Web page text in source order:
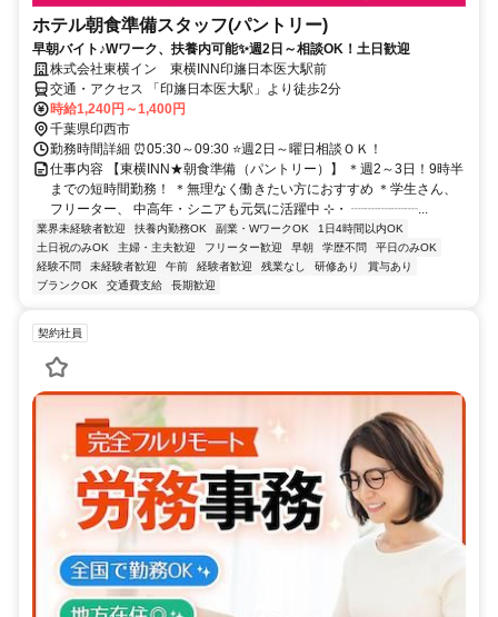
ホテル朝食準備スタッフ(パントリー)
早朝バイト♪Wワーク、扶養内可能✨週2日～相談OK！土日歓迎
株式会社東横イン 東横INN印旛日本医大駅前
交通・アクセス 「印旛日本医大駅」より徒歩2分
時給1,240円～1,400円
千葉県印西市
勤務時間詳細 ⏰05:30～09:30 ⭐週2日～曜日相談ＯＫ！
仕事内容 【東横INN★朝食準備（パントリー）】 ＊週2～3日！9時半
までの短時間勤務！ ＊無理なく働きたい方におすすめ ＊学生さん、
フリーター、 中高年・シニアも元気に活躍中 ⊹・ ┈┈┈┈┈...
業界未経験者歓迎 扶養内勤務OK 副業・WワークOK
1日4時間以内OK
土日祝のみOK
主婦・主夫歓迎 フリーター歓迎 早朝 学歴不問
平日のみOK
経験不問
未経験者歓迎 午前 経験者歓迎 残業なし 研修あり
賞与あり
ブランクOK
交通費支給 長期歓迎
契約社員